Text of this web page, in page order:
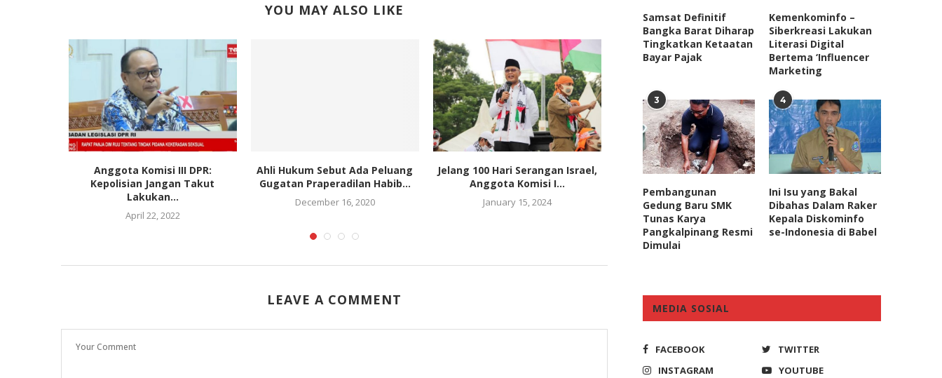
YOU MAY ALSO LIKE
Anggota Komisi III DPR:
Kepolisian Jangan Takut
Lakukan...
April 22, 2022
Ahli Hukum Sebut Ada Peluang
Gugatan Praperadilan Habib...
December 16, 2020
Jelang 100 Hari Serangan Israel,
Anggota Komisi I...
January 15, 2024
Anggota DPR Sarankan
Covid-19 Punya...
September 19, 2021
Legislator Demokrat:
Dibuang, tapi...
February 17, 2023
LEAVE A COMMENT
Samsat Definitif
Bangka Barat Diharap
Tingkatkan Ketaatan
Bayar Pajak
Kemenkominfo –
Siberkreasi Lakukan
Literasi Digital
Bertema ‘Influencer
Marketing
3
Pembangunan
Gedung Baru SMK
Tunas Karya
Pangkalpinang Resmi
Dimulai
4
Ini Isu yang Bakal
Dibahas Dalam Raker
Kepala Diskominfo
se-Indonesia di Babel
MEDIA SOSIAL
FACEBOOK
TWITTER
INSTAGRAM
YOUTUBE